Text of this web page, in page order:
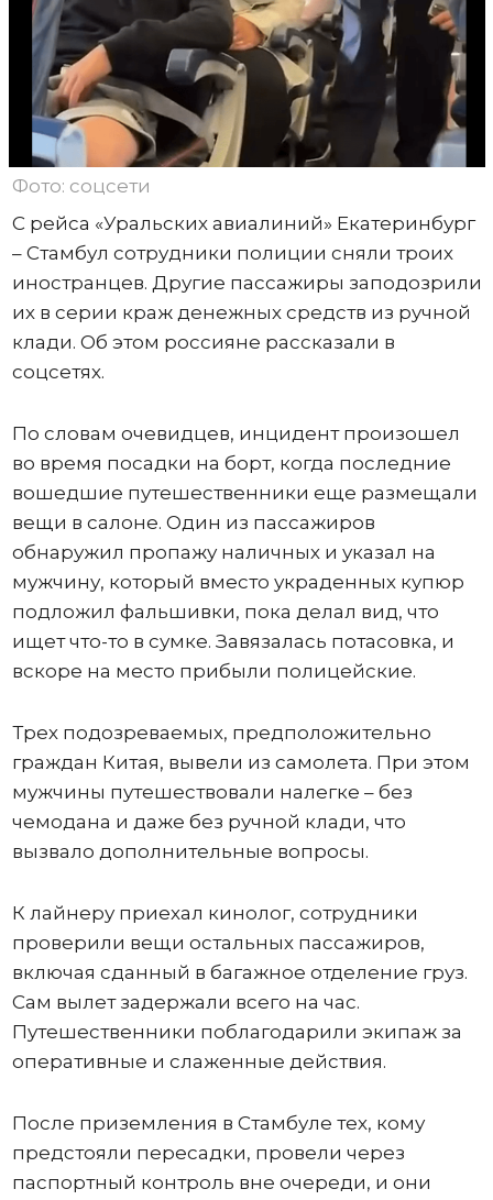
Фото: соцсети
С рейса «Уральских авиалиний» Екатеринбург
– Стамбул сотрудники полиции сняли троих
иностранцев. Другие пассажиры заподозрили
их в серии краж денежных средств из ручной
клади. Об этом россияне рассказали в
соцсетях.
По словам очевидцев, инцидент произошел
во время посадки на борт, когда последние
вошедшие путешественники еще размещали
вещи в салоне. Один из пассажиров
обнаружил пропажу наличных и указал на
мужчину, который вместо украденных купюр
подложил фальшивки, пока делал вид, что
ищет что-то в сумке. Завязалась потасовка, и
вскоре на место прибыли полицейские.
Трех подозреваемых, предположительно
граждан Китая, вывели из самолета. При этом
мужчины путешествовали налегке – без
чемодана и даже без ручной клади, что
вызвало дополнительные вопросы.
К лайнеру приехал кинолог, сотрудники
проверили вещи остальных пассажиров,
включая сданный в багажное отделение груз.
Сам вылет задержали всего на час.
Путешественники поблагодарили экипаж за
оперативные и слаженные действия.
После приземления в Стамбуле тех, кому
предстояли пересадки, провели через
паспортный контроль вне очереди, и они